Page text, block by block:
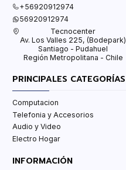
+56920912974
56920912974
Tecnocenter
Av. Los Valles 225, (Bodepark)
Santiago - Pudahuel
Región Metropolitana - Chile
PRINCIPALES CATEGORÍAS
Computacion
Telefonia y Accesorios
Audio y Video
Electro Hogar
INFORMACIÓN